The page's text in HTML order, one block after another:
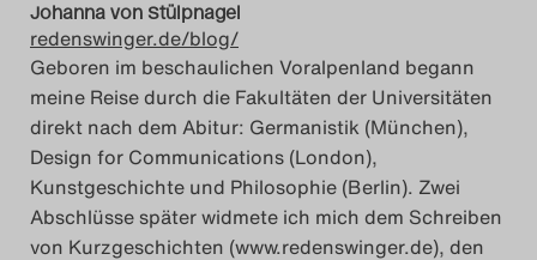
Das Theatertreffen-Blog
2017
Das Theatertreffen-Blog
2018
Johanna von Stülpnagel
redenswinger.de/blog/
Geboren im beschaulichen Voralpenland begann
meine Reise durch die Fakultäten der Universitäten
direkt nach dem Abitur: Germanistik (München),
Design for Communications (London),
Kunstgeschichte und Philosophie (Berlin). Zwei
Abschlüsse später widmete ich mich dem Schreiben
von Kurzgeschichten (www.redenswinger.de), den